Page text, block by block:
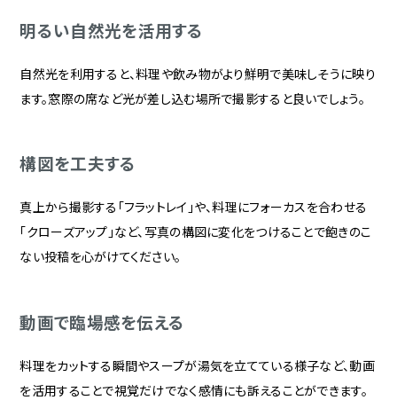
明るい自然光を活用する
自然光を利用すると、料理や飲み物がより鮮明で美味しそうに映り
ます。窓際の席など光が差し込む場所で撮影すると良いでしょう。
構図を工夫する
真上から撮影する「フラットレイ」や、料理にフォーカスを合わせる
「クローズアップ」など、写真の構図に変化をつけることで飽きのこ
ない投稿を心がけてください。
動画で臨場感を伝える
料理をカットする瞬間やスープが湯気を立てている様子など、動画
を活用することで視覚だけでなく感情にも訴えることができます。